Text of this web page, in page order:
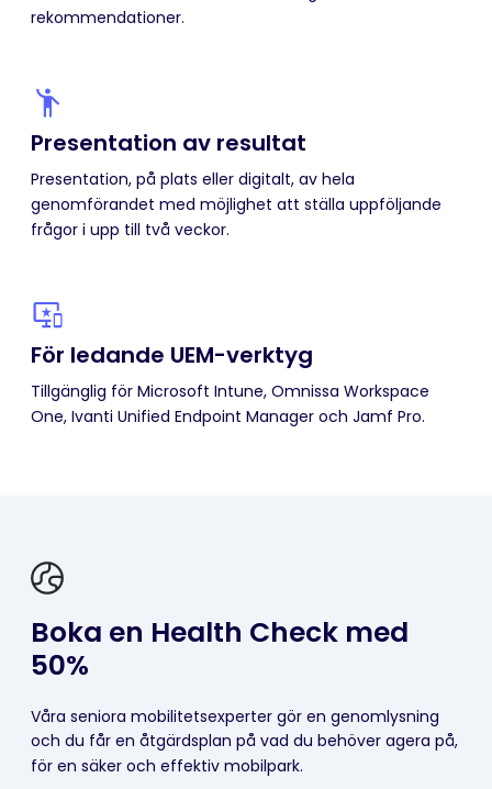
rekommendationer.
Presentation av resultat
Presentation, på plats eller digitalt, av hela
genomförandet med möjlighet att ställa uppföljande
frågor i upp till två veckor.
För ledande UEM-verktyg
Tillgänglig för Microsoft Intune, Omnissa Workspace
One, Ivanti Unified Endpoint Manager och Jamf Pro.
Boka en Health Check med
50%
Våra seniora mobilitetsexperter gör en genomlysning
och du får en åtgärdsplan på vad du behöver agera på,
för en säker och effektiv mobilpark.